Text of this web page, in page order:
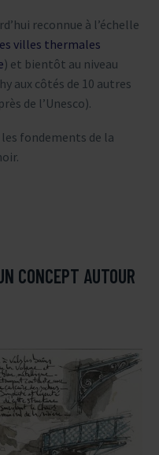
reconnue à l’échelle
villes thermales
) et bientôt au niveau
aux côtés de 10 autres
de l’Unesco).
fondements de la
CONCEPT AUTOUR